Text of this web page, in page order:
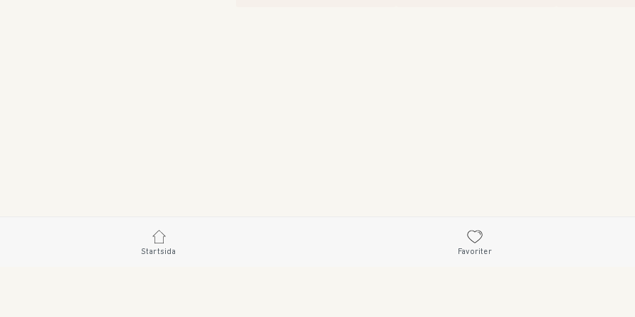
Startsida Favoriter